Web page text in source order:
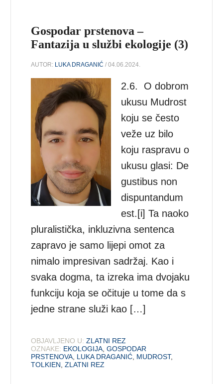
Gospodar prstenova –
Fantazija u službi ekologije (3)
AUTOR: LUKA DRAGANIĆ / 04.06.2024.
2.6. O dobrom
ukusu Mudrost
koju se često
veže uz bilo
koju raspravu o
ukusu glasi: De
gustibus non
dispuntandum
est.[i] Ta naoko
pluralistička, inkluzivna sentenca
zapravo je samo lijepi omot za
nimalo impresivan sadržaj. Kao i
svaka dogma, ta izreka ima dvojaku
funkciju koja se očituje u tome da s
jedne strane služi kao […]
OBJAVLJENO U: ZLATNI REZ
OZNAKE: EKOLOGIJA ,GOSPODAR
PRSTENOVA LUKA DRAGANIĆ MUDROST,
TOLKIEN ,ZLATNI REZ